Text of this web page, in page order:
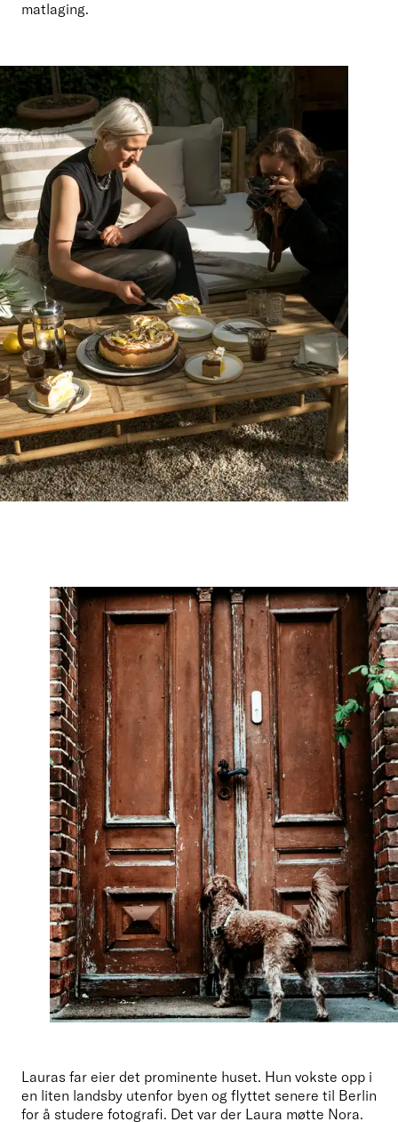
Lauras far eier det prominente huset. Hun vokste opp i
en liten landsby utenfor byen og flyttet senere til Berlin
for å studere fotografi. Det var der Laura møtte Nora.